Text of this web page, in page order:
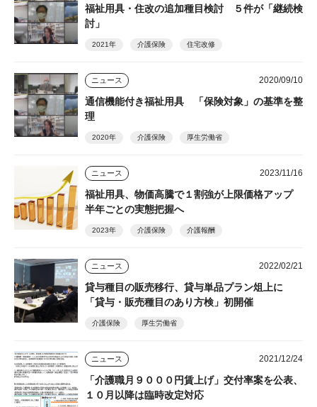
福祉用具・住改の追加種目検討 ５件が「継続検
討」
2021年 介護保険 住宅改修
ニュース 2020/09/10
通信機能付き福祉用具 「保険対象」の基準を整
理
2020年 介護保険 厚生労働省
ニュース 2023/11/16
福祉用具、物価高騰で１割強が上限価格アップ
半年ごとの実態把握へ
2023年 介護保険 介護報酬
ニュース 2022/02/21
貸与種目の販売移行、貸与単品プラン俎上に
「貸与・販売種目のあり方検」初開催
介護保険 厚生労働省
ニュース 2021/12/24
「介護職月９０００円賃上げ」交付率案を公表、
１０月以降は臨時改定対応